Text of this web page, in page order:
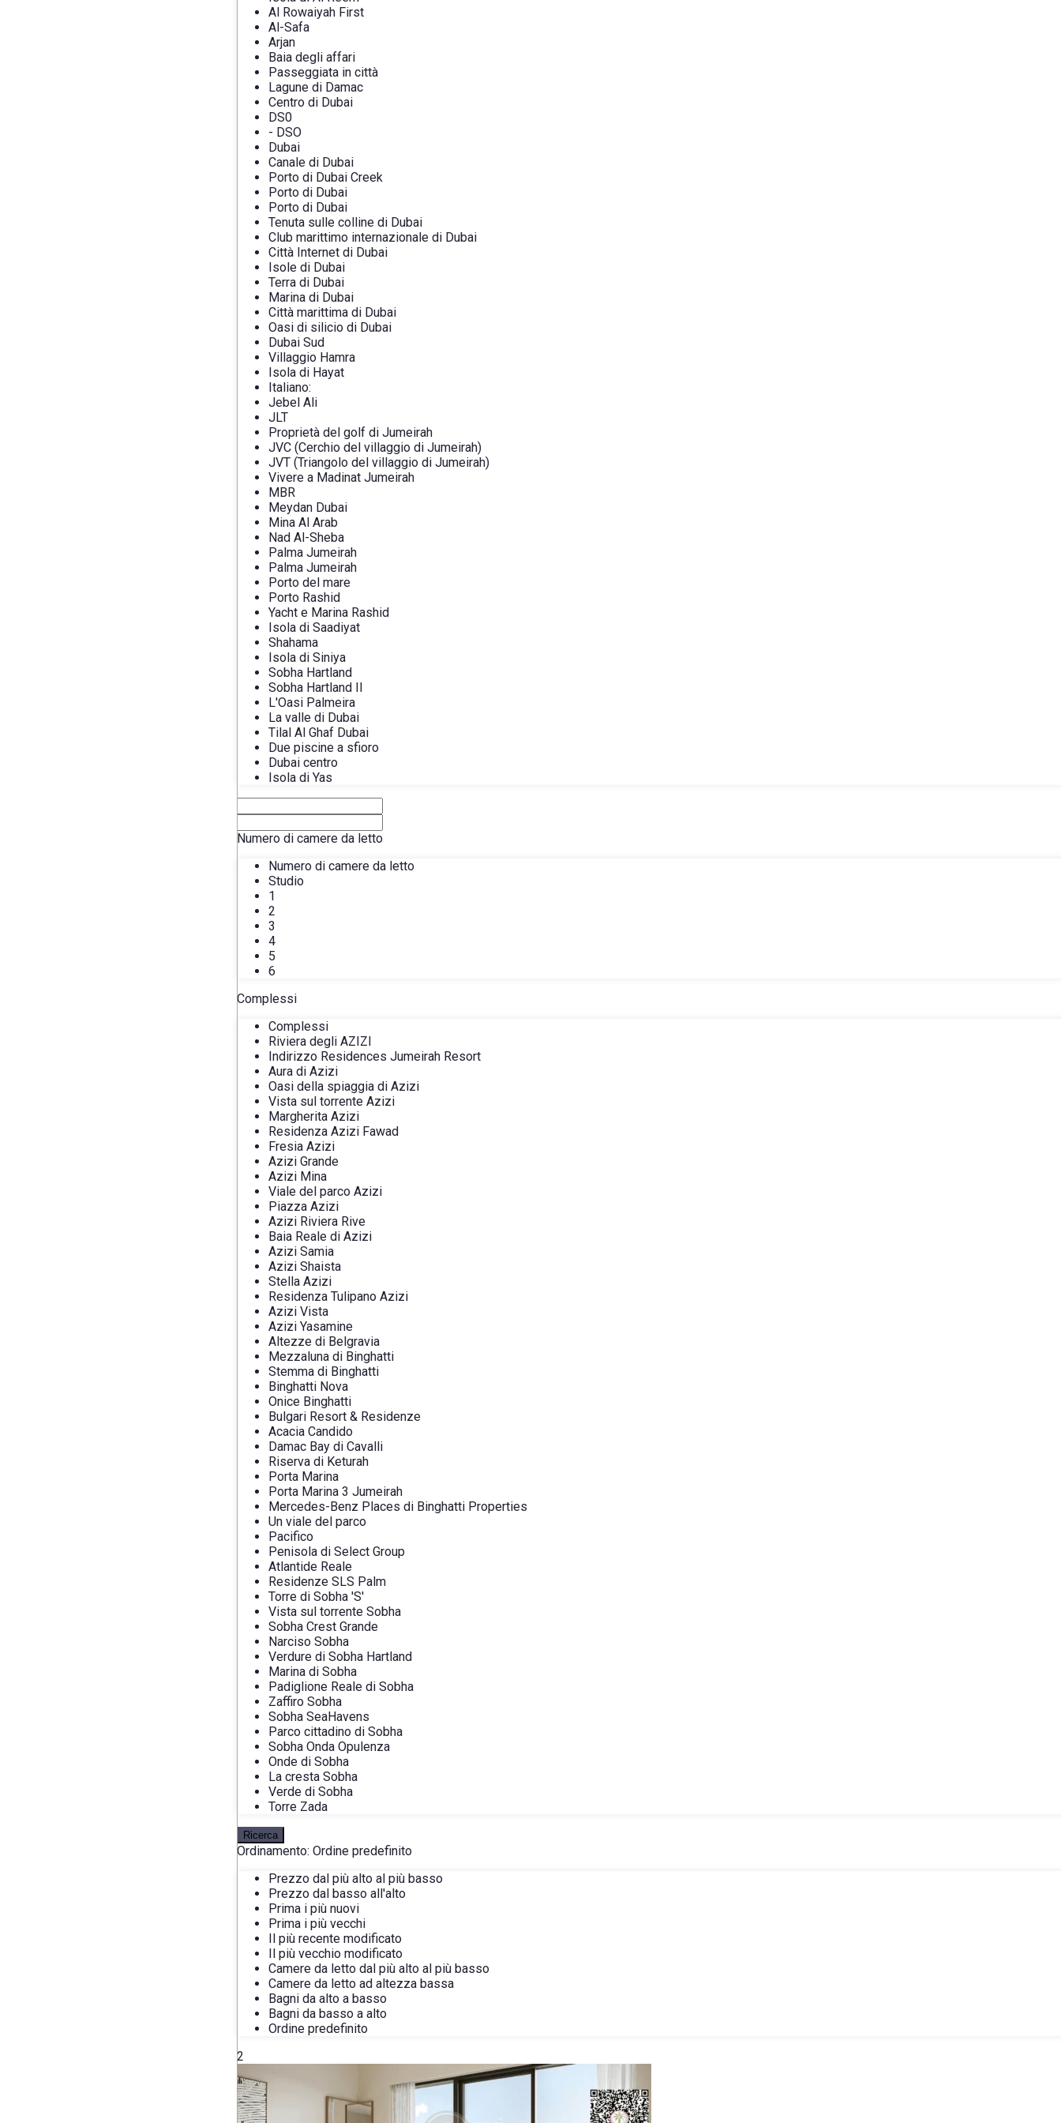
Al Rowaiyah First
Al-Safa
Arjan
Baia degli affari
Passeggiata in città
Lagune di Damac
Centro di Dubai
DS0
- DSO
Dubai
Canale di Dubai
Porto di Dubai Creek
Porto di Dubai
Porto di Dubai
Tenuta sulle colline di Dubai
Club marittimo internazionale di Dubai
Città Internet di Dubai
Isole di Dubai
Terra di Dubai
Marina di Dubai
Città marittima di Dubai
Oasi di silicio di Dubai
Dubai Sud
Villaggio Hamra
Isola di Hayat
Italiano:
Jebel Ali
JLT
Proprietà del golf di Jumeirah
JVC (Cerchio del villaggio di Jumeirah)
JVT (Triangolo del villaggio di Jumeirah)
Vivere a Madinat Jumeirah
MBR
Meydan Dubai
Mina Al Arab
Nad Al-Sheba
Palma Jumeirah
Palma Jumeirah
Porto del mare
Porto Rashid
Yacht e Marina Rashid
Isola di Saadiyat
Shahama
Isola di Siniya
Sobha Hartland
Sobha Hartland II
L'Oasi Palmeira
La valle di Dubai
Tilal Al Ghaf Dubai
Due piscine a sfioro
Dubai centro
Isola di Yas
Numero di camere da letto
Numero di camere da letto
Studio
1
2
3
4
5
6
Complessi
Complessi
Riviera degli AZIZI
Indirizzo Residences Jumeirah Resort
Aura di Azizi
Oasi della spiaggia di Azizi
Vista sul torrente Azizi
Margherita Azizi
Residenza Azizi Fawad
Fresia Azizi
Azizi Grande
Azizi Mina
Viale del parco Azizi
Piazza Azizi
Azizi Riviera Rive
Baia Reale di Azizi
Azizi Samia
Azizi Shaista
Stella Azizi
Residenza Tulipano Azizi
Azizi Vista
Azizi Yasamine
Altezze di Belgravia
Mezzaluna di Binghatti
Stemma di Binghatti
Binghatti Nova
Onice Binghatti
Bulgari Resort & Residenze
Acacia Candido
Damac Bay di Cavalli
Riserva di Keturah
Porta Marina
Porta Marina 3 Jumeirah
Mercedes-Benz Places di Binghatti Properties
Un viale del parco
Pacifico
Penisola di Select Group
Atlantide Reale
Residenze SLS Palm
Torre di Sobha 'S'
Vista sul torrente Sobha
Sobha Crest Grande
Narciso Sobha
Verdure di Sobha Hartland
Marina di Sobha
Padiglione Reale di Sobha
Zaffiro Sobha
Sobha SeaHavens
Parco cittadino di Sobha
Sobha Onda Opulenza
Onde di Sobha
La cresta Sobha
Verde di Sobha
Torre Zada
Ricerca
Ordinamento: Ordine predefinito
Prezzo dal più alto al più basso
Prezzo dal basso all'alto
Prima i più nuovi
Prima i più vecchi
Il più recente modificato
Il più vecchio modificato
Camere da letto dal più alto al più basso
Camere da letto ad altezza bassa
Bagni da alto a basso
Bagni da basso a alto
Ordine predefinito
2